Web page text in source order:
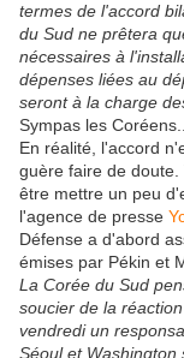
termes de l'accord
du Sud ne prêtera
nécessaires à
dépenses liées au
seront à la charge
Sympas les Coréens...
En réalité, l'accord
guère faire de doute.
être mettre un peu
l'agence de presse
Défense a d'abord
émises par Pékin et
La Corée du Sud
soucier de la
vendredi un
Séoul et